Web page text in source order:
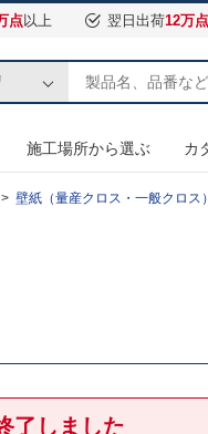
点以上 翌日出荷12万点
施工場所から選ぶ カ
壁紙（量産クロス・一般クロス）
了しました